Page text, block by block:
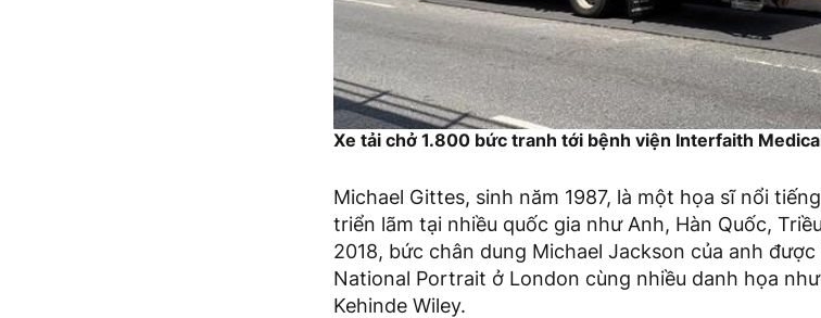
Xe tải chở 1.800 bức tranh tới bệnh viện Interfaith
Michael Gittes, sinh năm 1987, là một họa sĩ nổi
triển lãm tại nhiều quốc gia như Anh, Hàn Quốc,
2018, bức chân dung Michael Jackson của anh
National Portrait ở London cùng nhiều danh họa
Kehinde Wiley.